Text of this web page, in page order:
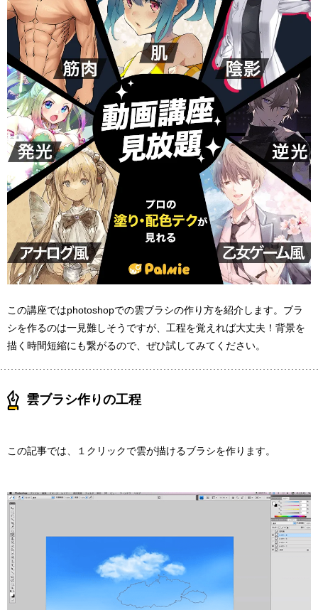
この講座ではphotoshopでの雲ブラシの作り方を紹介します。ブラ
シを作るのは一見難しそうですが、工程を覚えれば大丈夫！背景を
描く時間短縮にも繋がるので、ぜひ試してみてください。
雲ブラシ作りの工程
この記事では、１クリックで雲が描けるブラシを作ります。